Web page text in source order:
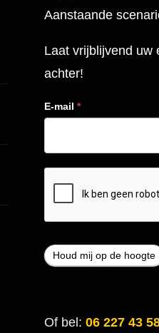
Aanstaande
Laat vrijblijvend uw
achter!
E-mail*
Of bel:06 227 43